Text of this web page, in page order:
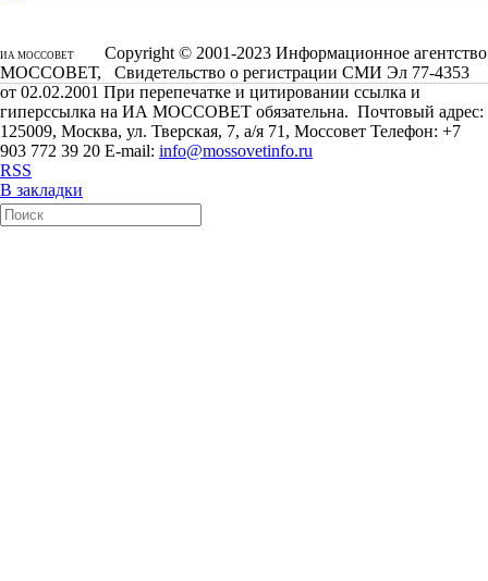
ИА МОССОВЕТ
Copyright © 2001-2023 Информационное агентство
МОССОВЕТ, Свидетельство о регистрации СМИ Эл 77-4353
от 02.02.2001 При перепечатке и цитировании ссылка и
гиперссылка на ИА МОССОВЕТ обязательна. Почтовый адрес:
125009, Москва, ул. Тверская, 7, а/я 71, Моссовет Телефон: +7
903 772 39 20 E-mail: info@mossovetinfo.ru
RSS
В закладки